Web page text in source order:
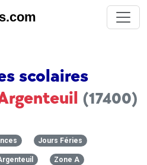
scolaires
(17400)
Jours Féries
Zone A